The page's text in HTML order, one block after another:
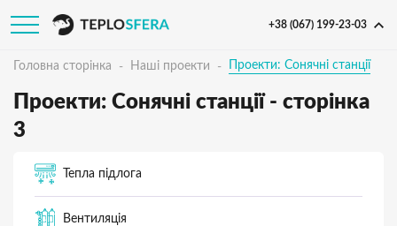
+38 (067) 199-23-03
Головна сторінка Наші проекти Проекти: Сонячні станції
Проекти: Сонячні станції - cторінка
3
Тепла підлога
Вентиляція